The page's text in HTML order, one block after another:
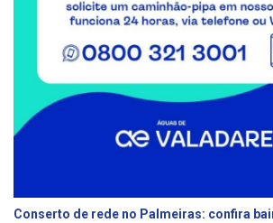
Conserto de rede no Palmeiras: confira